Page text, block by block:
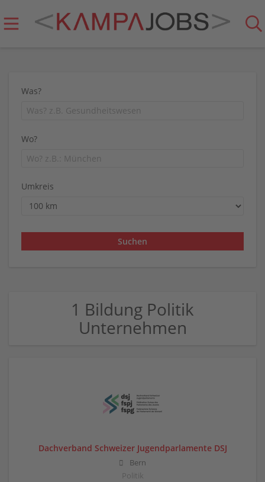
Was?
Wo?
Umkreis
1 Bildung Politik
Unternehmen
Dachverband Schweizer Jugendparlamente DSJ
Bern
Politik